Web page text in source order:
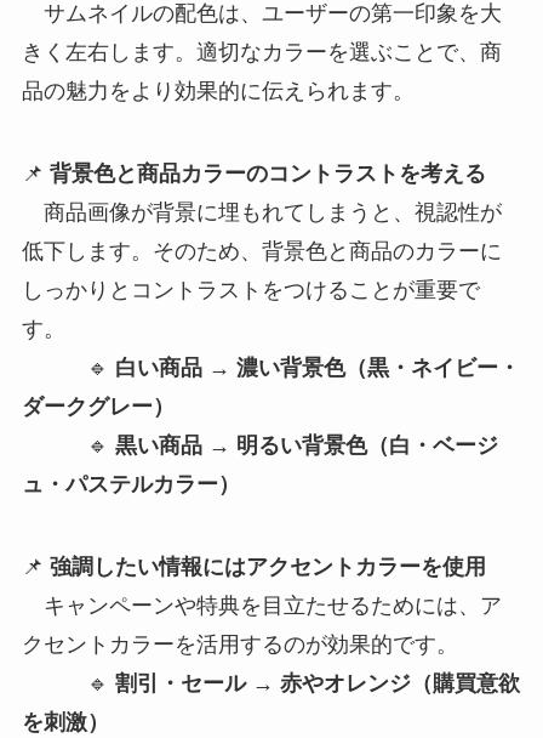
サムネイルの配色は、ユーザーの第一印象を大
きく左右します。適切なカラーを選ぶことで、商
品の魅力をより効果的に伝えられます。
📌 背景色と商品カラーのコントラストを考える
商品画像が背景に埋もれてしまうと、視認性が
低下します。そのため、背景色と商品のカラーに
しっかりとコントラストをつけることが重要で
す。
🔹 白い商品 → 濃い背景色（黒・ネイビー・
ダークグレー）
🔹 黒い商品 → 明るい背景色（白・ベージ
ュ・パステルカラー）
📌 強調したい情報にはアクセントカラーを使用
キャンペーンや特典を目立たせるためには、ア
クセントカラーを活用するのが効果的です。
🔹 割引・セール → 赤やオレンジ（購買意欲
を刺激）